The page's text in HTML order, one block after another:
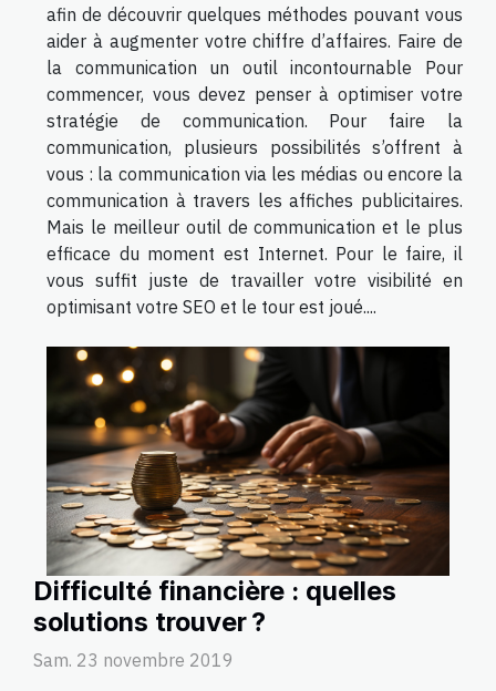
afin de découvrir quelques méthodes pouvant vous
aider à augmenter votre chiffre d’affaires. Faire de
la communication un outil incontournable Pour
commencer, vous devez penser à optimiser votre
stratégie de communication. Pour faire la
communication, plusieurs possibilités s’offrent à
vous : la communication via les médias ou encore la
communication à travers les affiches publicitaires.
Mais le meilleur outil de communication et le plus
efficace du moment est Internet. Pour le faire, il
vous suffit juste de travailler votre visibilité en
optimisant votre SEO et le tour est joué....
Difficulté financière : quelles
solutions trouver ?
Sam. 23 novembre 2019